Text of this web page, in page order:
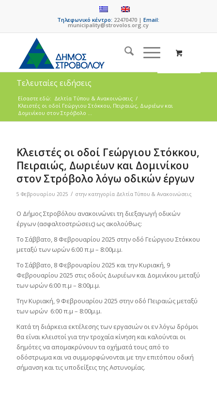
Τηλεφωνικό κέντρο: 22470470 |Email:
municipality@strovolos.org.cy
Τελευταίες ειδήσεις
Είσαστε εδώ: Δελτία Τύπου & Ανακοινώσεις /
Κλειστές οι οδοί Γεώργιου Στόκκου, Πειραιώς, Δωριέων και
Δομινίκου στον Στρόβολο ...
Κλειστές οι οδοί Γεώργιου Στόκκου,
Πειραιώς, Δωριέων και Δομινίκου
στον Στρόβολο λόγω οδικών έργων
5 Φεβρουαρίου 2025 / στην κατηγορία Δελτία Τύπου & Ανακοινώσεις
Ο Δήμος Στροβόλου ανακοινώνει τη διεξαγωγή oδικών
έργων (ασφαλτοστρώσεις) ως ακολούθως:
Το Σάββατο, 8 Φεβρουαρίου 2025 στην οδό Γεώργιου Στόκκου
μεταξύ των ωρών 6:00 π.μ – 8:00μ.μ.
Το Σάββατο, 8 Φεβρουαρίου 2025 και την Κυριακή, 9
Φεβρουαρίου 2025 στις οδούς Δωριέων και Δομινίκου μεταξύ
των ωρών 6:00 π.μ – 8:00μ.μ.
Την Κυριακή, 9 Φεβρουαρίου 2025 στην οδό Πειραιώς μεταξύ
των ωρών 6:00 π.μ – 8:00μ.μ.
Κατά τη διάρκεια εκτέλεσης των εργασιών οι εν λόγω δρόμοι
θα είναι κλειστοί για την τροχαία κίνηση και καλούνται οι
δημότες να απομακρύνουν τα οχήματά τους από το
οδόστρωμα και να συμμορφώνονται με την επιτόπου οδική
σήμανση και τις υποδείξεις της Αστυνομίας.